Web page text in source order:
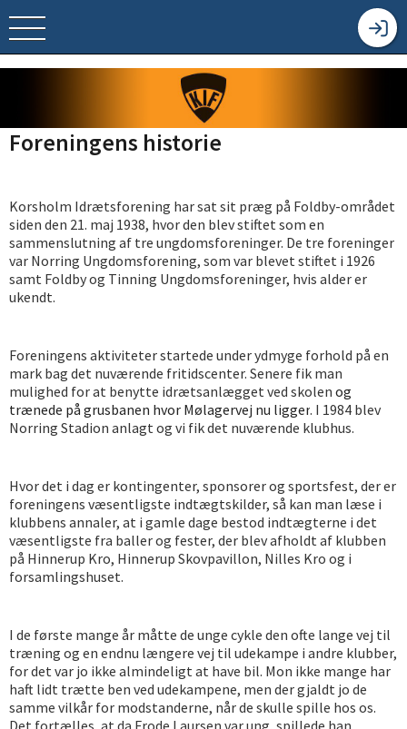
Foreningens historie
Korsholm Idrætsforening har sat sit præg på Foldby-området
siden den 21. maj 1938, hvor den blev stiftet som en
sammenslutning af tre ungdomsforeninger. De tre foreninger
var Norring Ungdomsforening, som var blevet stiftet i 1926
samt Foldby og Tinning Ungdomsforeninger, hvis alder er
ukendt.
Foreningens aktiviteter startede under ydmyge forhold på en
mark bag det nuværende fritidscenter. Senere fik man
mulighed for at benytte idrætsanlægget ved skolen og
trænede på grusbanen hvor Mølagervej nu ligger. I 1984 blev
Norring Stadion anlagt og vi fik det nuværende klubhus.
Hvor det i dag er kontingenter, sponsorer og sportsfest, der er
foreningens væsentligste indtægtskilder, så kan man læse i
klubbens annaler, at i gamle dage bestod indtægterne i det
væsentligste fra baller og fester, der blev afholdt af klubben
på Hinnerup Kro, Hinnerup Skovpavillon, Nilles Kro og i
forsamlingshuset.
I de første mange år måtte de unge cykle den ofte lange vej til
træning og en endnu længere vej til udekampe i andre klubber,
for det var jo ikke almindeligt at have bil. Mon ikke mange har
haft lidt trætte ben ved udekampene, men der gjaldt jo de
samme vilkår for modstanderne, når de skulle spille hos os.